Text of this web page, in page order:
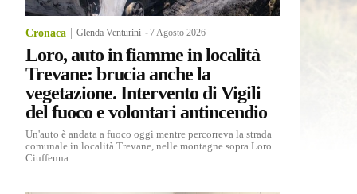
Cronaca Glenda Venturini -7 Agosto 2026
Loro, auto in fiamme in località
Trevane: brucia anche la
vegetazione. Intervento di Vigili
del fuoco e volontari antincendio
Un'auto è andata a fuoco oggi mentre percorreva la strada
comunale in località Trevane, nelle montagne sopra Loro
Ciuffenna....